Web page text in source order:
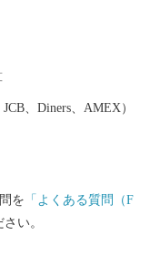
島を望むことができ
、Diners、AMEX）
を 「よくある質問（F
い。